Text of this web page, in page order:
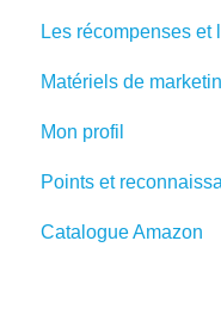
Les récompenses et
Cartes
Matériels de
Matériels de
Mon profil
Points et
Catalogue Amazon